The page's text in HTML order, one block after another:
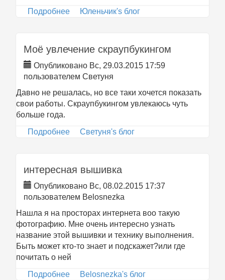
Подробнее о посоветуйте как отХМить
Юленьчик's блог
Моё увлечение скраупбукингом
Опубликовано Вс, 29.03.2015 17:59
пользователем Светуня
Давно не решалась, но все таки хочется показать
свои работы. Скраупбукингом увлекаюсь чуть
больше года.
Подробнее о Моё увлечение скраупбукингом
Светуня's блог
интересная вышивка
Опубликовано Вс, 08.02.2015 17:37
пользователем Belosnezka
Нашла я на просторах интернета воо такую
фотографию. Мне очень интересно узнать
название этой вышивки и технику выполнения.
Быть может кто-то знает и подскажет?или где
почитать о ней
Подробнее о интересная вышивка
Belosnezka's блог